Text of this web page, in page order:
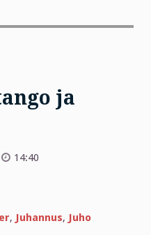
ja
14:40
, Juhannus, Juho